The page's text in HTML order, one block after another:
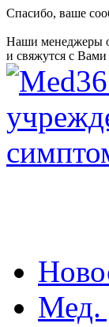
Спасибо, ваше
Наши менеджеры
и свяжутся с
Мед.